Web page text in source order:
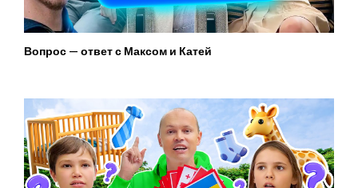
Вопрос — ответ с Максом и Катей